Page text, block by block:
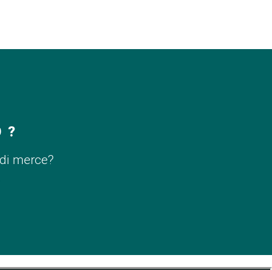
?
merce?